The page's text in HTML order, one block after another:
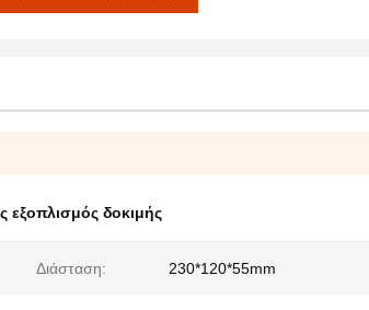
εξοπλισμός δοκιμής
Διάσταση: 230*120*55mm